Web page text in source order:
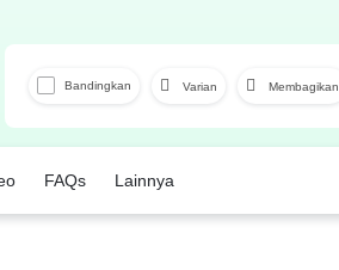
Bandingkan Varian Membagikan
FAQs Lainnya